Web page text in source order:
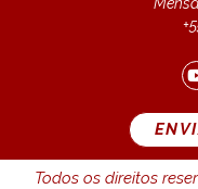
Todos os direitos